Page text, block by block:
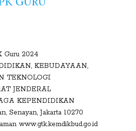
KEBUDAYAAN,
TEKNOLOGI
JENDERAL
KEPENDIDIKAN
Senayan, Jakarta 10270
www.gtk.kemdikbud.go.id